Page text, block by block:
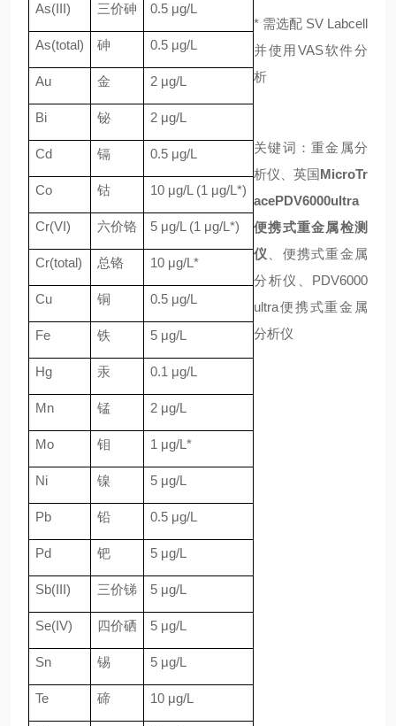
As(III) 三价砷 0.5 μg/L
As(total) 砷 0.5 μg/L
Au 金 2 μg/L
Bi 铋 2 μg/L
Cd 镉 0.5 μg/L
Co 钴 10 μg/L (1 μg/L*)
Cr(VI) 六价铬 5 μg/L (1 μg/L*)
Cr(total) 总铬 10 μg/L*
Cu 铜 0.5 μg/L
Fe 铁 5 μg/L
Hg 汞 0.1 μg/L
Mn 锰 2 μg/L
Mo 钼 1 μg/L*
Ni 镍 5 μg/L
Pb 铅 0.5 μg/L
Pd 钯 5 μg/L
Sb(III) 三价锑 5 μg/L
Se(IV) 四价硒 5 μg/L
Sn 锡 5 μg/L
Te 碲 10 μg/L
* 需选配 SV Labcell
并使用VAS软件分
析
关键词：重金属分
析仪、英国MicroTr
acePDV6000ultra
便携式重金属检测
仪
、便携式重金属
分析仪、PDV6000
ultra便携式重金属
分析仪